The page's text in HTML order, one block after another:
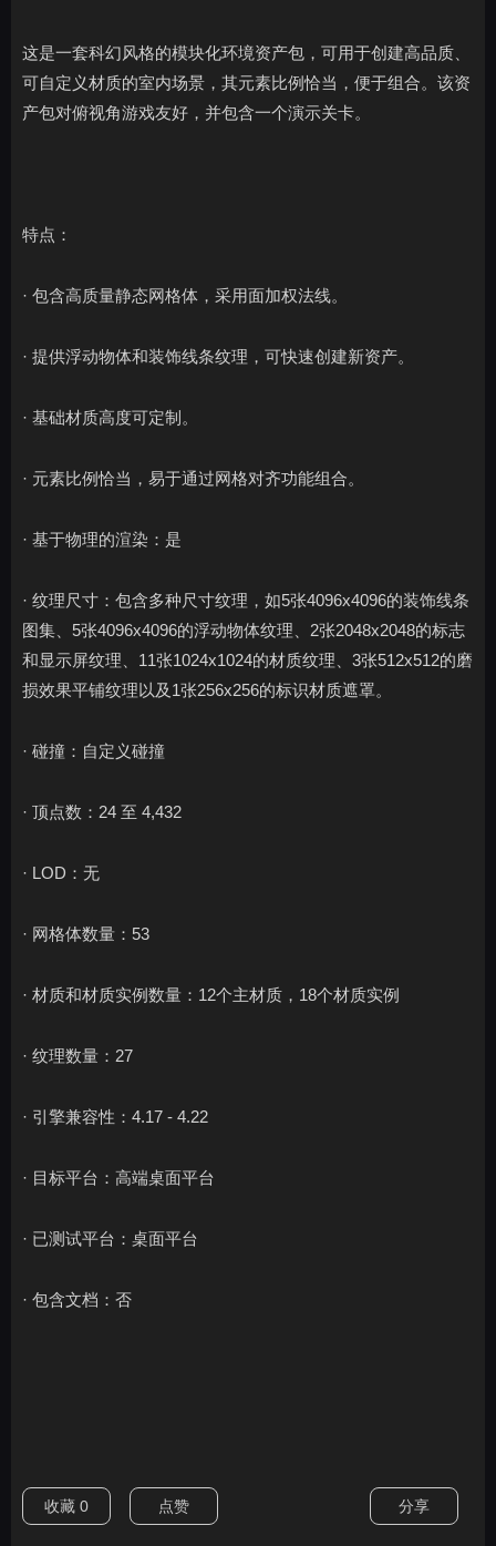
这是一套科幻风格的模块化环境资产包，可用于创建高品质、
可自定义材质的室内场景，其元素比例恰当，便于组合。该资
产包对俯视角游戏友好，并包含一个演示关卡。
特点：
· 包含高质量静态网格体，采用面加权法线。
· 提供浮动物体和装饰线条纹理，可快速创建新资产。
· 基础材质高度可定制。
· 元素比例恰当，易于通过网格对齐功能组合。
· 基于物理的渲染：是
· 纹理尺寸：包含多种尺寸纹理，如5张4096x4096的装饰线条
图集、5张4096x4096的浮动物体纹理、2张2048x2048的标志
和显示屏纹理、11张1024x1024的材质纹理、3张512x512的磨
损效果平铺纹理以及1张256x256的标识材质遮罩。
· 碰撞：自定义碰撞
· 顶点数：24 至 4,432
· LOD：无
· 网格体数量：53
· 材质和材质实例数量：12个主材质，18个材质实例
· 纹理数量：27
· 引擎兼容性：4.17 - 4.22
· 目标平台：高端桌面平台
· 已测试平台：桌面平台
· 包含文档：否
收藏 0 点赞 分享